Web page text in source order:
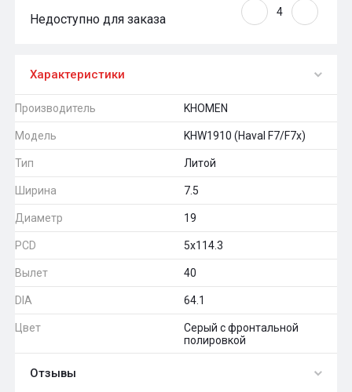
Недоступно для заказа
Характеристики
Производитель KHOMEN
Модель KHW1910 (Haval F7/F7x)
Тип Литой
Ширина 7.5
Диаметр 19
PCD 5x114.3
Вылет 40
DIA 64.1
Цвет
Серый с фронтальной
полировкой
Отзывы